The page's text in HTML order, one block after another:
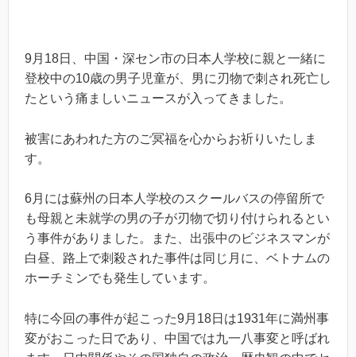
9月18日、中国・深セン市の日本人学校に親と一緒に
登校中の10歳の男子児童が、男に刃物で刺され死亡し
たという痛ましいニュースが入ってきました。
被害にあわれた方のご冥福を心からお祈りいたしま
す。
6月には蘇州の日本人学校のスクールバスの停留所で
も母親と未就学の男の子が刃物で切り付けられるとい
う事件がありました。また、出張中のビジネスマンが
白昼、路上で刺殺された事件は同じ月に、ベトナムの
ホーチミンでも発生しています。
特に今回の事件が起こった9月18日は1931年に満州事
変がおこった日であり、中国では九一八事変と呼ばれ